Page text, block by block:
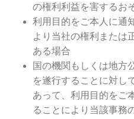
の権利利益を害するお
利用目的をご本人に通
より当社の権利または
ある場合
国の機関もしくは地方
を遂行することに対し
あって、利用目的をご
ることにより当該事務